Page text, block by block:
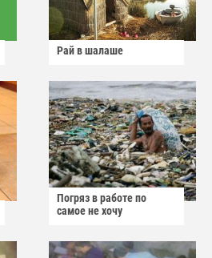
Рай в шалаше
Погряз в работе по
самое не хочу